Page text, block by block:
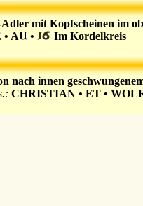
mit Kopfscheinen im
• A • Im Kordelkreis
nach innen
CHRISTIAN • ET •